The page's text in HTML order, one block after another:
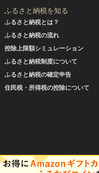
ふるさと納税を知る
ふるさと納税とは？
ふるさと納税の流れ
控除上限額シミュレーション
ふるさと納税制度について
ふるさと納税の確定申告
住民税・所得税の控除について